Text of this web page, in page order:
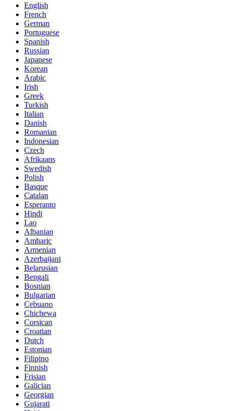
English
French
German
Portuguese
Spanish
Russian
Japanese
Korean
Arabic
Irish
Greek
Turkish
Italian
Danish
Romanian
Indonesian
Czech
Afrikaans
Swedish
Polish
Basque
Catalan
Esperanto
Hindi
Lao
Albanian
Amharic
Armenian
Azerbaijani
Belarusian
Bengali
Bosnian
Bulgarian
Cebuano
Chichewa
Corsican
Croatian
Dutch
Estonian
Filipino
Finnish
Frisian
Galician
Georgian
Gujarati